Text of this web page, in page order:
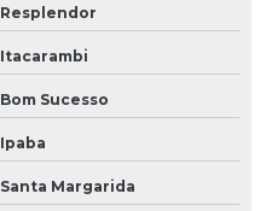
Resplendor
Itacarambi
Bom Sucesso
Ipaba
Santa Margarida